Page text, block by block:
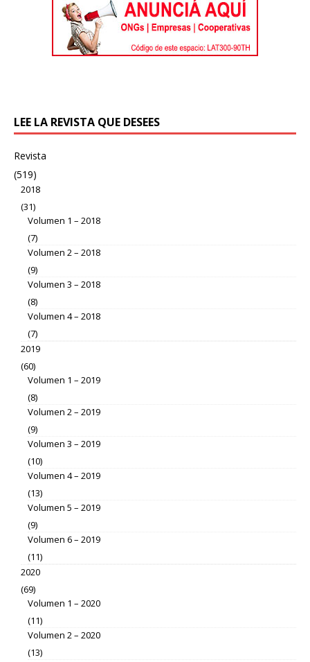
LEE LA REVISTA QUE DESEES
Revista
(519)
2018
(31)
Volumen 1 – 2018
(7)
Volumen 2 – 2018
(9)
Volumen 3 – 2018
(8)
Volumen 4 – 2018
(7)
2019
(60)
Volumen 1 – 2019
(8)
Volumen 2 – 2019
(9)
Volumen 3 – 2019
(10)
Volumen 4 – 2019
(13)
Volumen 5 – 2019
(9)
Volumen 6 – 2019
(11)
2020
(69)
Volumen 1 – 2020
(11)
Volumen 2 – 2020
(13)